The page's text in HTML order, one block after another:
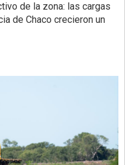
de la zona: las cargas
de Chaco crecieron un